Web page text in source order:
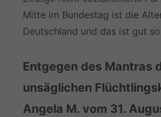
Mitte im Bundestag ist die
Deutschland und das ist gut
Entgegen des Mantras
unsäglichen
Angela M. vom 31.